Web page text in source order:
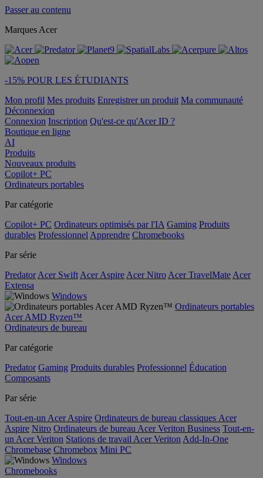
Passer au contenu
Marques Acer
-15% POUR LES ÉTUDIANTS
Mon profil Mes produits Enregistrer un produit Ma communauté
Déconnexion
Connexion Inscription Qu'est-ce qu'Acer ID ?
Boutique en ligne
AI
Produits
Nouveaux produits
Copilot+ PC
Ordinateurs portables
Par catégorie
Copilot+ PC Ordinateurs optimisés par l'IA Gaming Produits
durables Professionnel Apprendre Chromebooks
Par série
Predator Acer Swift Acer Aspire Acer Nitro Acer TravelMate Acer
Extensa
Windows
Ordinateurs portables
Acer AMD Ryzen™
Ordinateurs de bureau
Par catégorie
Predator Gaming Produits durables Professionnel Éducation
Composants
Par série
Tout-en-un Acer Aspire Ordinateurs de bureau classiques Acer
Aspire Nitro Ordinateurs de bureau Acer Veriton Business Tout-en-
un Acer Veriton Stations de travail Acer Veriton Add-In-One
Chromebase Chromebox Mini PC
Windows
Chromebooks